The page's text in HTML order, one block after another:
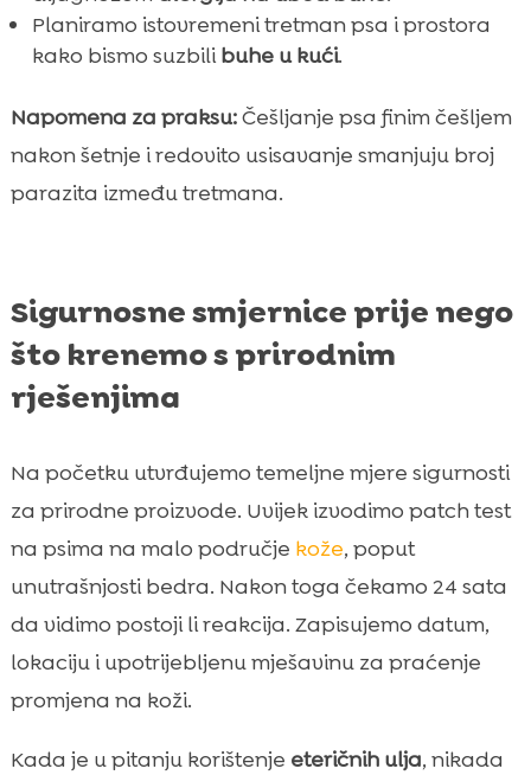
Planiramo istovremeni tretman psa i prostora
kako bismo suzbilibuhe u kući.
Napomena za praksu:Češljanje psa finim češljem
nakon šetnje i redovito usisavanje smanjuju broj
parazita između tretmana.
Sigurnosne smjernice prije nego
što krenemo s prirodnim
rješenjima
Na početku utvrđujemo temeljne mjere sigurnosti
za prirodne proizvode. Uvijek izvodimo patch test
na psima na malo područje kože, poput
unutrašnjosti bedra. Nakon toga čekamo 24 sata
da vidimo postoji li reakcija. Zapisujemo datum,
lokaciju i upotrijebljenu mješavinu za praćenje
promjena na koži.
Kada je u pitanju korištenje eteričnih ulja, nikada